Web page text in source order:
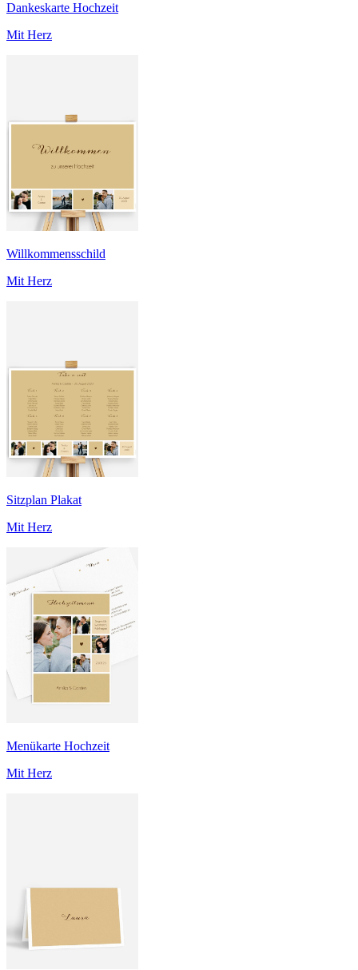
Dankeskarte Hochzeit
Mit Herz
Willkommensschild
Mit Herz
Sitzplan Plakat
Mit Herz
Menükarte Hochzeit
Mit Herz